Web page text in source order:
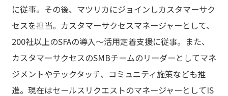
に従事。その後、マツリカにジョインしカスタマーサク
セスを担当。カスタマーサクセスマネージャーとして、
200社以上のSFAの導入〜活用定着支援に従事。また、
カスタマーサクセスのSMBチームのリーダーとしてマネ
ジメントやテックタッチ、コミュニティ施策なども推
進。現在はセールスリクエストのマネージャーとしてIS